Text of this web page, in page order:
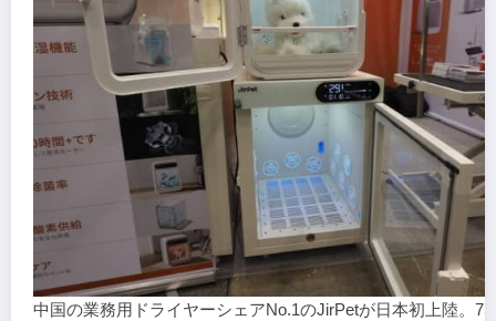
中国の業務用ドライヤーシェアNo.1のJirPetが日本初上陸。